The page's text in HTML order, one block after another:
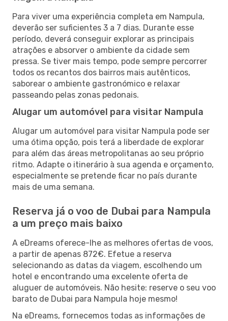
Para viver uma experiência completa em Nampula,
deverão ser suficientes 3 a 7 dias. Durante esse
período, deverá conseguir explorar as principais
atrações e absorver o ambiente da cidade sem
pressa. Se tiver mais tempo, pode sempre percorrer
todos os recantos dos bairros mais autênticos,
saborear o ambiente gastronómico e relaxar
passeando pelas zonas pedonais.
Alugar um automóvel para visitar Nampula
Alugar um automóvel para visitar Nampula pode ser
uma ótima opção, pois terá a liberdade de explorar
para além das áreas metropolitanas ao seu próprio
ritmo. Adapte o itinerário à sua agenda e orçamento,
especialmente se pretende ficar no país durante
mais de uma semana.
Reserva já o voo de Dubai para Nampula
a um preço mais baixo
A eDreams oferece-lhe as melhores ofertas de voos,
a partir de apenas 872€. Efetue a reserva
selecionando as datas da viagem, escolhendo um
hotel e encontrando uma excelente oferta de
aluguer de automóveis. Não hesite: reserve o seu voo
barato de Dubai para Nampula hoje mesmo!
Na eDreams, fornecemos todas as informações de